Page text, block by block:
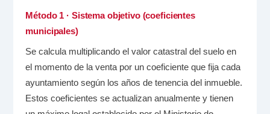
Método 1 · Sistema objetivo (coeficientes
municipales)
Se calcula multiplicando el valor catastral del suelo en
el momento de la venta por un coeficiente que fija cada
ayuntamiento según los años de tenencia del inmueble.
Estos coeficientes se actualizan anualmente y tienen